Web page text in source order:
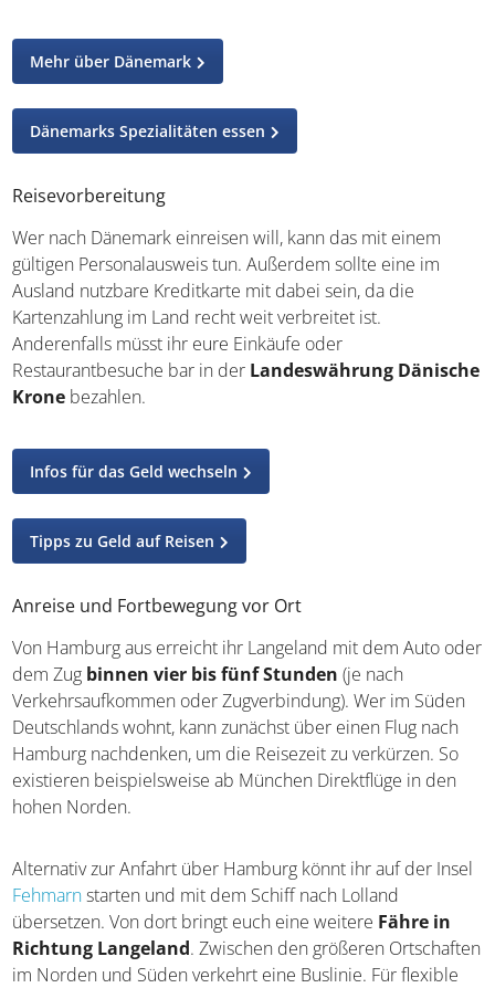
Mehr über Dänemark
Dänemarks Spezialitäten essen
Reisevorbereitung
Wer nach Dänemark einreisen will, kann das mit einem
gültigen Personalausweis tun. Außerdem sollte eine im
Ausland nutzbare Kreditkarte mit dabei sein, da die
Kartenzahlung im Land recht weit verbreitet ist.
Anderenfalls müsst ihr eure Einkäufe oder
Restaurantbesuche bar in der Landeswährung Dänische
Krone bezahlen.
Infos für das Geld wechseln
Tipps zu Geld auf Reisen
Anreise und Fortbewegung vor Ort
Von Hamburg aus erreicht ihr Langeland mit dem Auto oder
dem Zug binnen vier bis fünf Stunden (je nach
Verkehrsaufkommen oder Zugverbindung). Wer im Süden
Deutschlands wohnt, kann zunächst über einen Flug nach
Hamburg nachdenken, um die Reisezeit zu verkürzen. So
existieren beispielsweise ab München Direktflüge in den
hohen Norden.
Alternativ zur Anfahrt über Hamburg könnt ihr auf der Insel
Fehmarnstarten und mit dem Schiff nach Lolland
übersetzen. Von dort bringt euch eine weitere Fähre in
Richtung Langeland. Zwischen den größeren Ortschaften
im Norden und Süden verkehrt eine Buslinie. Für flexible